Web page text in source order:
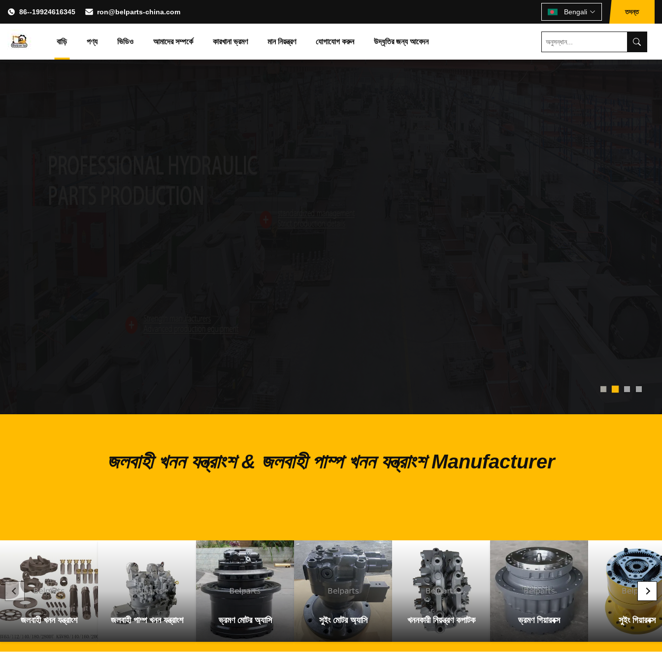
86--19924616345 ron@belparts-china.com Bengali তদন্ত
বাড়ি পণ্য ভিডিও আমাদের সম্পর্কে কারখানা ভ্রমণ মান নিয়ন্ত্রণ যোগাযোগ করুন উদ্ধৃতির জন্য আবেদন
জলবাহী খনন যন্ত্রাংশ & জলবাহী পাম্প খনন যন্ত্রাংশ Manufacturer
জলবাহী খনন যন্ত্রাংশ জলবাহী পাম্প খনন যন্ত্রাংশ ভ্রমণ মোটর অ্যাসি সুইং মোটর অ্যাসি খননকারী নিয়ন্ত্রণ কপাটক ভ্রমণ গিয়ারবক্স সুইং গিয়ারবক্স